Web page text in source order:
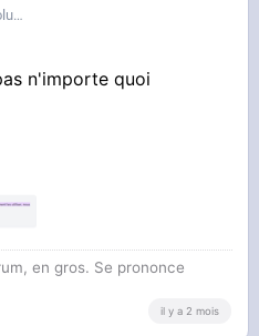
Grolutes
n'importe quoi
en gros. Se prononce
il y a 2 mois